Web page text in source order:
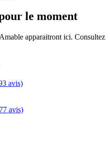
le moment
apparaitront ici. Consultez
avis)
avis)